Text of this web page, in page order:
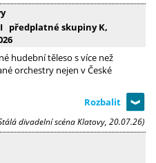
předplatné skupiny K,
hudební těleso s více než
orchestry nejen v České
divadelní scéna Klatovy, 20.07.26)